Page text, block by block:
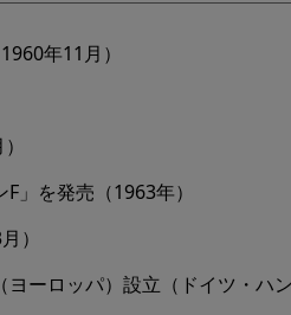
年11月）
」を発売（1963年）
）
ーロッパ）設立（ドイツ・ハ